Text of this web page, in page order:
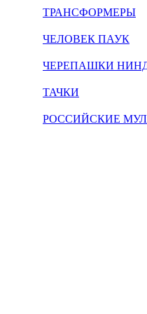
ТРАНСФОРМЕРЫ
ЧЕЛОВЕК ПАУК
ЧЕРЕПАШКИ
ТАЧКИ
РОССИЙСКИЕ